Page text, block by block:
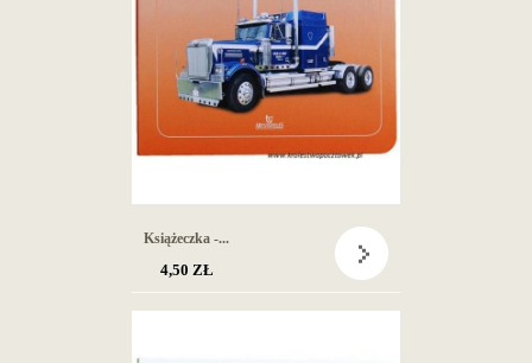
Książeczka -...
4,50 ZŁ